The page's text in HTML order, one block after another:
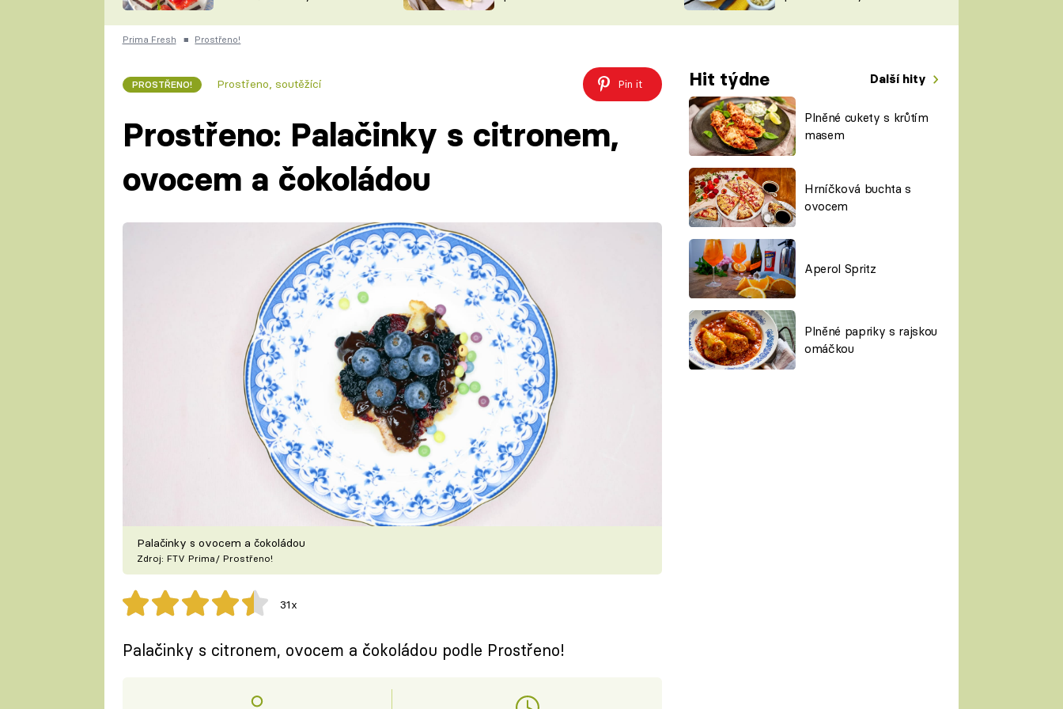
ČESKO NA TALÍŘI
KUCHAŘKA
VYCHYTÁVKY
ŠÉFREDAKTORKY
ČASOPIS
Prima Fresh ■ Prostřeno!
PROSTŘENO! Prostřeno, soutěžící Pin it Hit týdne Další hity
Plněné cukety s krůtím
masem
Hrníčková buchta s
ovocem
Aperol Spritz
Plněné papriky s rajskou
omáčkou
Prostřeno: Palačinky s citronem,
ovocem a čokoládou
Palačinky s ovocem a čokoládou
Zdroj: FTV Prima/ Prostřeno!
31x
Palačinky s citronem, ovocem a čokoládou podle Prostřeno!